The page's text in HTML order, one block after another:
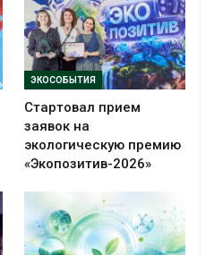
ЭКОСОБЫТИЯ
Стартовал прием
заявок на
экологическую премию
«Экопозитив-2026»